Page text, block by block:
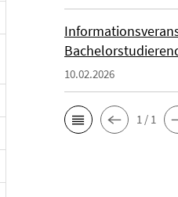
10.02.2026
1 / 1